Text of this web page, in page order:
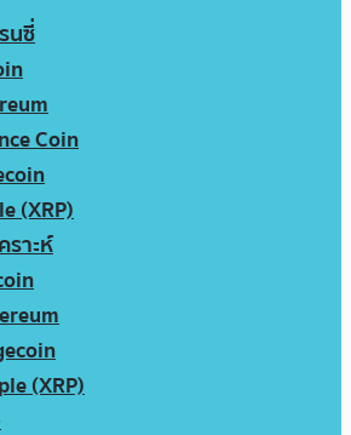
นซี่
Coin
(XRP)
ราะห์
(XRP)